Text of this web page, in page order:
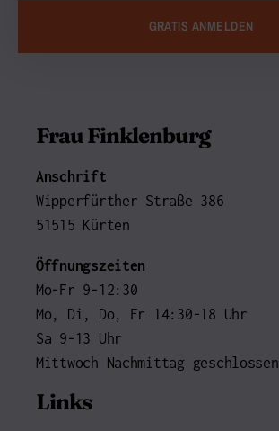
GRATIS ANMELDEN
Frau Finklenburg
Anschrift
Wipperfürther Straße 386
51515 Kürten
Öffnungszeiten
Mo-Fr 9-12:30
Mo, Di, Do, Fr 14:30-18 Uhr
Sa 9-13 Uhr
Mittwoch Nachmittag geschlossen
Links